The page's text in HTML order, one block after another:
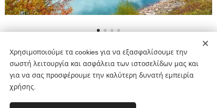
Share
Χρησιμοποιούμε τα cookies για να εξασφαλίσουμε την
σωστή λειτουργία και ασφάλεια των ιστοσελίδων μας και
για να σας προσφέρουμε την καλύτερη δυνατή εμπειρία
χρήσης.